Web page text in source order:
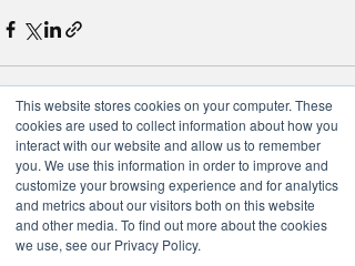
This website stores cookies on your computer. These
cookies are used to collect information about how you
interact with our website and allow us to remember
you. We use this information in order to improve and
customize your browsing experience and for analytics
and metrics about our visitors both on this website
and other media. To find out more about the cookies
we use, see our Privacy Policy.
最新文章 查看全部